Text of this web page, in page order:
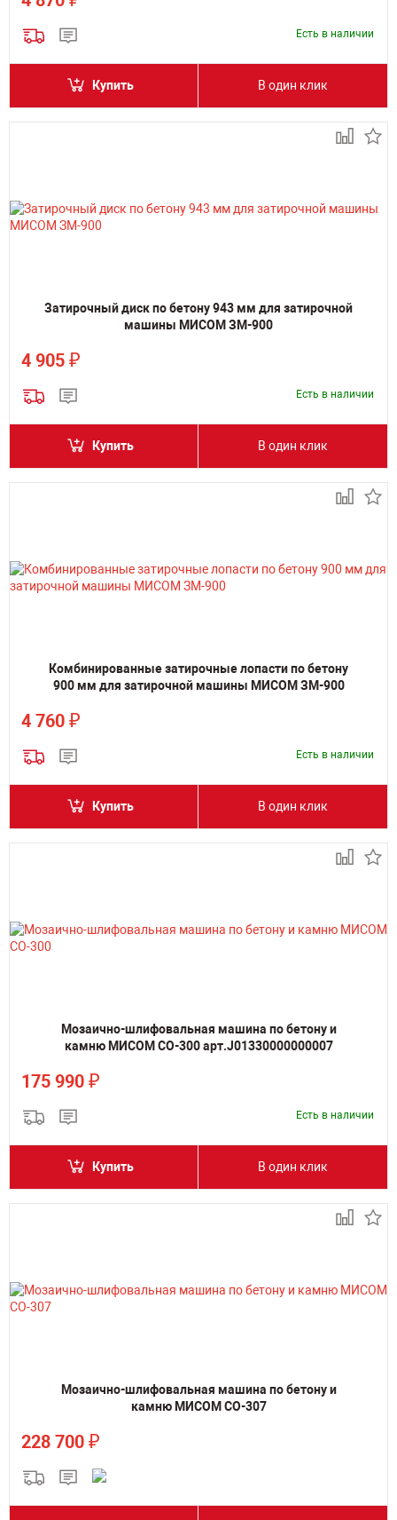
Есть в наличии
Купить В один клик
Затирочный диск по бетону 943 мм для затирочной
машины МИСОМ ЗМ-900
4 905 ₽
Есть в наличии
Купить В один клик
Комбинированные затирочные лопасти по бетону
900 мм для затирочной машины МИСОМ ЗМ-900
4 760 ₽
Есть в наличии
Купить В один клик
Мозаично-шлифовальная машина по бетону и
камню МИСОМ СО-300 арт.J01330000000007
175 990 ₽
Есть в наличии
Купить В один клик
Мозаично-шлифовальная машина по бетону и
камню МИСОМ СО-307
228 700 ₽